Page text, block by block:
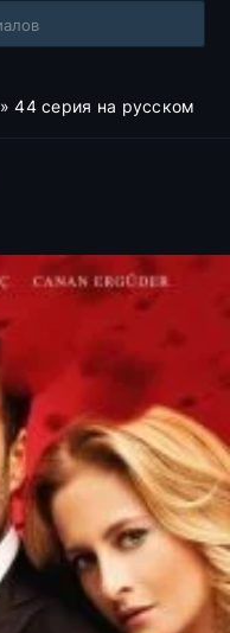
» 44 серия на русском